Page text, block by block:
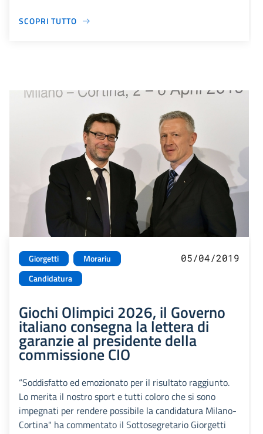
SCOPRI TUTTO
Giorgetti
Morariu
Candidatura
05/04/2019
Giochi Olimpici 2026, il Governo
italiano consegna la lettera di
garanzie al presidente della
commissione CIO
“Soddisfatto ed emozionato per il risultato raggiunto.
Lo merita il nostro sport e tutti coloro che si sono
impegnati per rendere possibile la candidatura Milano-
Cortina" ha commentato il Sottosegretario Giorgetti